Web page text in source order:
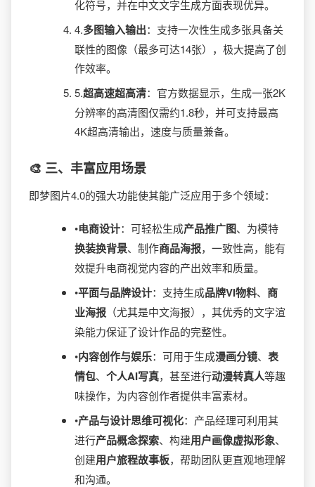
化符号，并在中文文字生成方面表现优异。
4.​​多图输入输出​​：支持一次性生成多张具备关
联性的图像（最多可达14张），极大提高了创
作效率。
5.​​超高速超高清​​：官方数据显示，生成一张2K
分辨率的高清图仅需约1.8秒，并可支持最高
4K超高清输出，速度与质量兼备。
🎨 三、丰富应用场景
即梦图片4.0的强大功能使其能广泛应用于多个领域：
•​​电商设计​​：可轻松生成​​产品推广图​​、为模特​
换装换背景​​、制作​​商品海报​​，一致性高，能有
效提升电商视觉内容的产出效率和质量。
•​​平面与品牌设计​​：支持生成​​品牌VI物料​​、​ ​商
业海报​ ​（尤其是中文海报），其优秀的文字渲
染能力保证了设计作品的完整性。
•​​内容创作与娱乐​​：可用于生成​​漫画分镜​​、​ ​表
情包​​、​ ​个人AI写真​​，甚至进行​​动漫转真人​​等趣
味操作，为内容创作者提供丰富素材。
•​​产品与设计思维可视化​​：产品经理可利用其
进行​​产品概念探索​​、构建​​用户画像虚拟形象​​、
创建​​用户旅程故事板​​，帮助团队更直观地理解
和沟通。